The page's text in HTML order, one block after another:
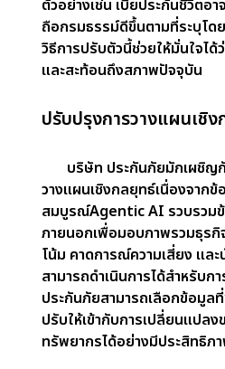
เพิ่มประสบการณ์ของ
ลูกค้าสมัยใหม่คาดหวังบริ
ภัยตอบสนองความคาดหวัง
ต้องการของแต่ละบุคคลตั
เจ้าของบ้านสามารถปรับไ
หรือการอัพเกรดระบบรักษ
ผู้ช่วยเสมือนและแชทบอทที่
สนับสนุนตลอด 24 ชั่วโมง
เหลือในการเรียกร้องเรียก
ปรับให้เหมาะสมประสบกา
ความไว้วางใจและความภัก